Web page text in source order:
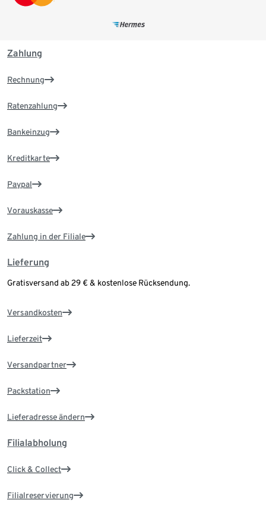
Zahlung
Rechnung
Ratenzahlung
Bankeinzug
Kreditkarte
Paypal
Vorauskasse
Zahlung in der Filiale
Lieferung
Gratisversand ab 29 € & kostenlose Rücksendung.
Versandkosten
Lieferzeit
Versandpartner
Packstation
Lieferadresse ändern
Filialabholung
Click & Collect
Filialreservierung